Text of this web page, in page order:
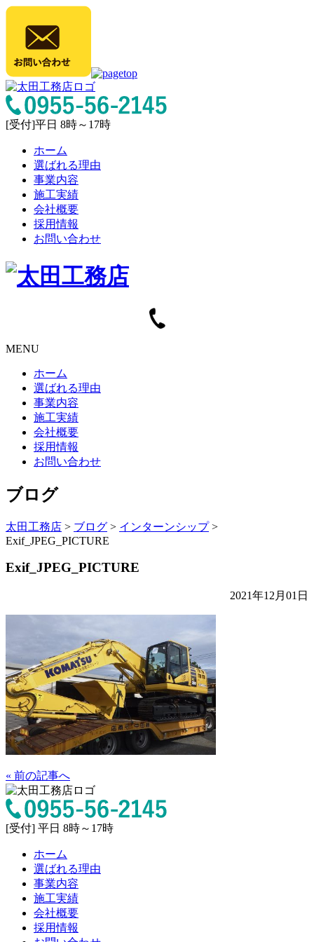
[受付]平日 8時～17時
ホーム
選ばれる理由
事業内容
施工実績
会社概要
採用情報
お問い合わせ
MENU
ホーム
選ばれる理由
事業内容
施工実績
会社概要
採用情報
お問い合わせ
ブログ
太田工務店 > ブログ > インターンシップ>
Exif_JPEG_PICTURE
Exif_JPEG_PICTURE
2021年12月01日
« 前の記事へ
[受付] 平日 8時～17時
ホーム
選ばれる理由
事業内容
施工実績
会社概要
採用情報